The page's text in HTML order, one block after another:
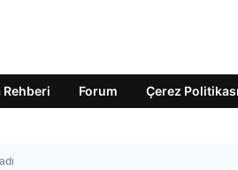
Rehberi Forum Çerez Politikası